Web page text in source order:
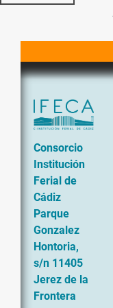
Consorcio
Institución
Ferial de
Cádiz
Parque
Gonzalez
Hontoria,
s/n 11405
Jerez de la
Frontera